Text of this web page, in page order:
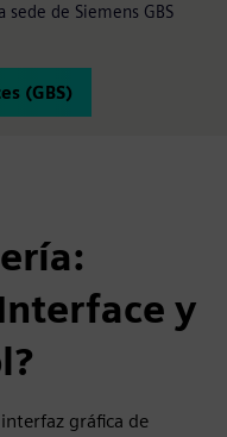
de Siemens GBS
(GBS)
y
gráfica de